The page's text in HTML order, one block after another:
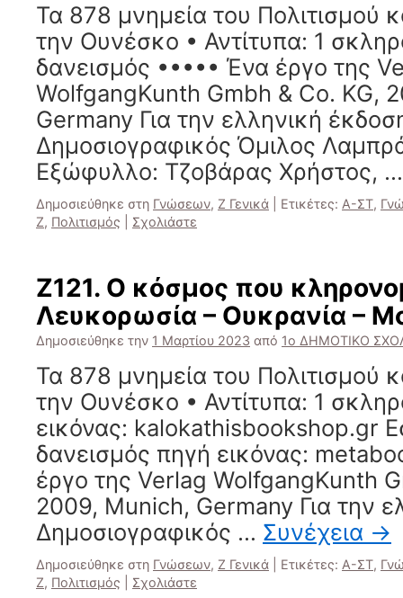
Τα 878 μνημεία του Πολιτισμού
την Ουνέσκο • Αντίτυπα: 1
δανεισμός ••••• Ένα έργο της
WolfgangKunth Gmbh & Co. KG,
Germany Για την ελληνική
Δημοσιογραφικός Όμιλος
Εξώφυλλο: Τζοβάρας Χρήστος,
Δημοσιεύθηκε στη Γνώσεων, Ζ Γενικά Ετικέτες: Α-ΣΤ,
Ζ, Πολιτισμός Σχολιάστε
Ζ121. Ο κόσμος που
Λευκορωσία – Ουκρανία –
Δημοσιεύθηκε την 1 Μαρτίου 2023 από 1ο ΔΗΜΟΤΙΚΟ
Τα 878 μνημεία του Πολιτισμού
την Ουνέσκο • Αντίτυπα: 1
εικόνας: kalokathisbookshop.gr
δανεισμός πηγή εικόνας:
έργο της Verlag WolfgangKunth
2009, Munich, Germany Για την
Δημοσιογραφικός … Συνέχεια →
Δημοσιεύθηκε στη Γνώσεων, Ζ Γενικά Ετικέτες: Α-ΣΤ,
Ζ, Πολιτισμός Σχολιάστε